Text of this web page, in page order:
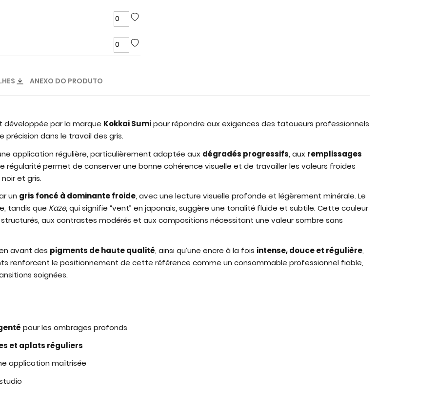
ANEXO DO PRODUTO
par la marque Kokkai Sumipour répondre aux exigences des tatoueurs professionnels
dans le travail des gris.
application régulière, particulièrement adaptée aux dégradés progressifs, aux remplissages
régularité permet de conserver une bonne cohérence visuelle et de travailler les valeurs froides
et gris.
un gris foncé à dominante froide, avec une lecture visuelle profonde et légèrement minérale. Le
tandis que Kaze, qui signifie “vent” en japonais, suggère une tonalité fluide et subtile. Cette couleur
aux contrastes modérés et aux compositions nécessitant une valeur sombre sans
avant des pigments de haute qualité, ainsi qu’une encre à la fois intense, douce et régulière,
renforcent le positionnement de cette référence comme un consommable professionnel fiable,
soignées.
pour les ombrages profonds
et aplats réguliers
application maîtrisée